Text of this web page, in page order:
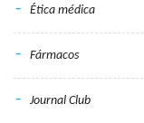
Ética médica
Fármacos
Journal Club